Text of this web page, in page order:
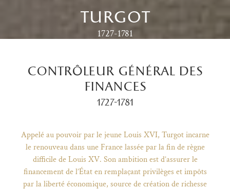
onglet)
nouvel onglet)
fenêtre modale)
de l'application (ouverture dans un nouvel onglet)
turgot
1727-1781
contrôleur général des
finances
1727-1781
Appelé au pouvoir par le jeune Louis XVI, Turgot incarne
le renouveau dans une France lassée par la fin de règne
difficile de Louis XV. Son ambition est d’assurer le
financement de l’État en remplaçant privilèges et impôts
par la liberté économique, source de création de richesse